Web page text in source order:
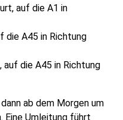
auf die A1 in
die A45 in Richtung
auf die A45 in Richtung
ab dem Morgen um
Eine Umleitung führt